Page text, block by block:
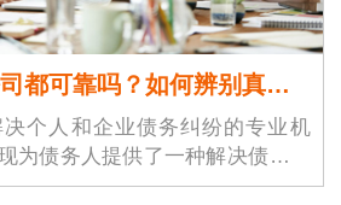
珠海揭秘收债公司都可靠吗？如何辨别真假！
个人和企业债务纠纷的专业机
为债务人提供了一种解决债务问
公司市场…